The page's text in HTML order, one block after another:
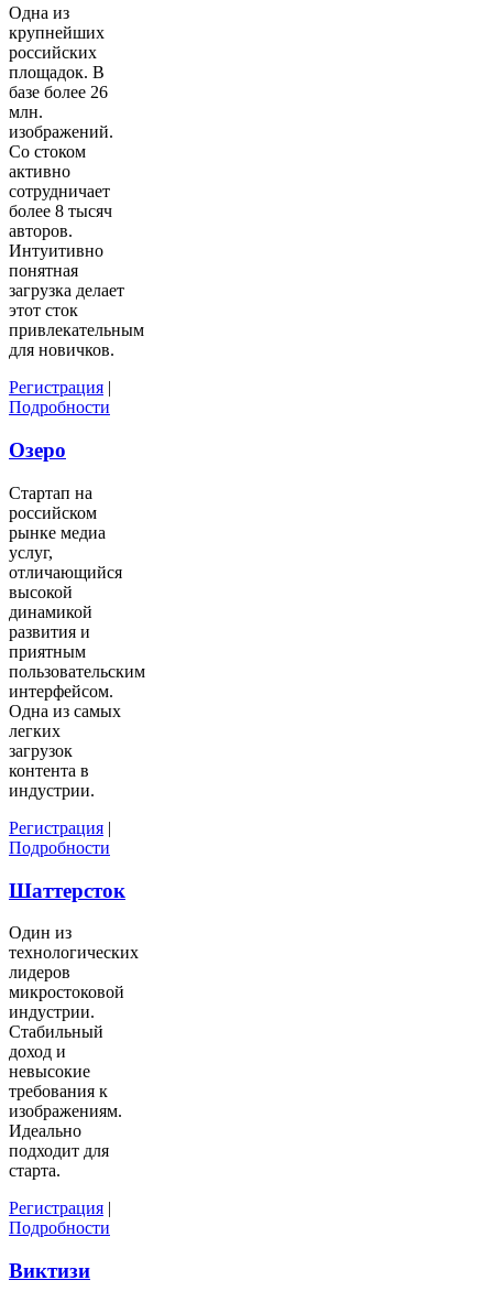
Одна из
крупнейших
российских
площадок. В
базе более 26
млн.
изображений.
Со стоком
активно
сотрудничает
более 8 тысяч
авторов.
Интуитивно
понятная
загрузка делает
этот сток
привлекательным
для новичков.
Регистрация |
Подробности
Озеро
Стартап на
российском
рынке медиа
услуг,
отличающийся
высокой
динамикой
развития и
приятным
пользовательским
интерфейсом.
Одна из самых
легких
загрузок
контента в
индустрии.
Регистрация |
Подробности
Шаттерсток
Один из
технологических
лидеров
микростоковой
индустрии.
Стабильный
доход и
невысокие
требования к
изображениям.
Идеально
подходит для
старта.
Регистрация |
Подробности
Виктизи